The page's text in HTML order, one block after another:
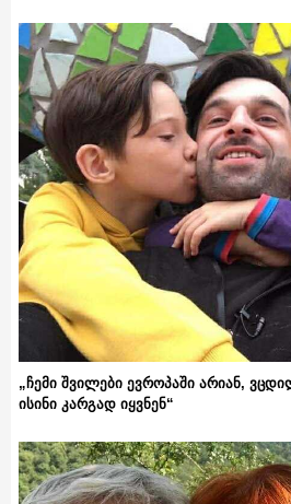
„ჩემი შვილები ევროპაში არიან,
ისინი კარგად იყვნენ“